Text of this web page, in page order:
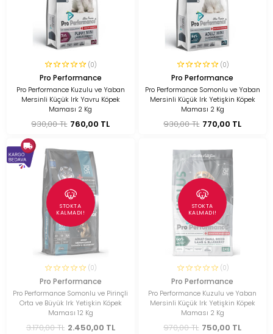
(0)
Pro Performance
Pro Performance Kuzulu ve Yaban
Mersinli Küçük Irk Yavru Köpek
Maması 2 Kg
930,00 TL 760,00 TL
(0)
Pro Performance
Pro Performance Somonlu ve Yaban
Mersinli Küçük Irk Yetişkin Köpek
Maması 2 Kg
930,00 TL 770,00 TL
STOKTA
KALMADI!
(0)
Pro Performance
Pro Performance Somonlu ve Pirinçli
Orta ve Büyük Irk Yetişkin Köpek
Maması 12 Kg
3.170,00 TL 2.450,00 TL
STOKTA
KALMADI!
(0)
Pro Performance
Pro Performance Kuzulu ve Yaban
Mersinli Küçük Irk Yetişkin Köpek
Maması 2 Kg
970,00 TL 750,00 TL